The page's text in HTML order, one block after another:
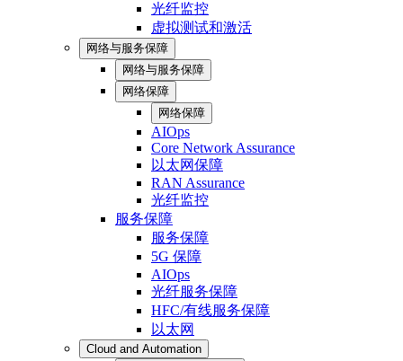
光纤监控
虚拟测试和激活
网络与服务保障
网络与服务保障
网络保障
网络保障
AIOps
Core Network Assurance
以太网保障
RAN Assurance
光纤监控
服务保障
服务保障
5G 保障
AIOps
光纤服务保障
HFC/有线服务保障
以太网
Cloud and Automation